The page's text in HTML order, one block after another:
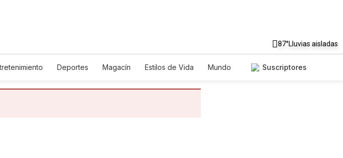
87°Lluvias aisladas
Deportes Magacín Estilos de Vida
Mundo
Suscriptores